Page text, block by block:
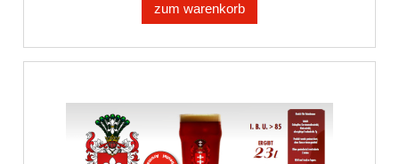
zum warenkorb